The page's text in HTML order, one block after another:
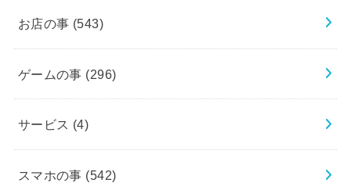
お店の事 (543)
ゲームの事 (296)
サービス (4)
スマホの事 (542)